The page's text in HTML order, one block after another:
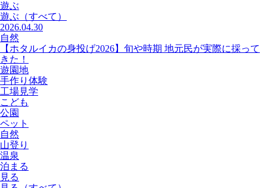
遊ぶ
遊ぶ （すべて）
2026.04.30
自然
【ホタルイカの身投げ2026】旬や時期 地元民が実際に採って
きた！
遊園地
手作り体験
工場見学
こども
公園
ペット
自然
山登り
温泉
泊まる
見る